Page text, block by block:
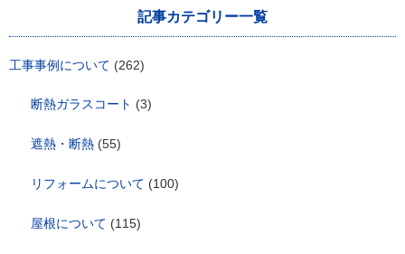
シ
ョ
ン
記事カテゴリー一覧
工事事例について (262)
断熱ガラスコート (3)
遮熱・断熱 (55)
リフォームについて (100)
屋根について (115)